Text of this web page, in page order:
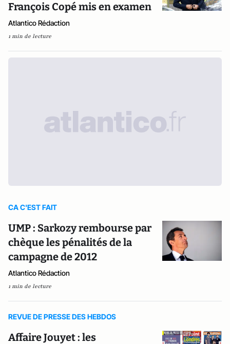
François Copé mis en examen
Atlantico Rédaction
1 min de lecture
CA C'EST FAIT
UMP : Sarkozy rembourse par
chèque les pénalités de la
campagne de 2012
Atlantico Rédaction
1 min de lecture
REVUE DE PRESSE DES HEBDOS
Affaire Jouyet : les